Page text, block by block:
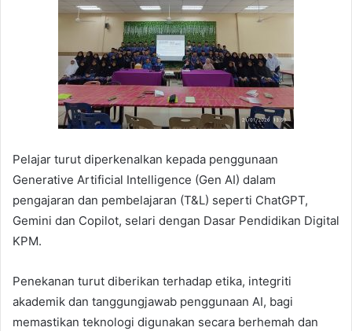
Pelajar turut diperkenalkan kepada penggunaan
Generative Artificial Intelligence (Gen AI) dalam
pengajaran dan pembelajaran (T&L) seperti ChatGPT,
Gemini dan Copilot, selari dengan Dasar Pendidikan Digital
KPM.
Penekanan turut diberikan terhadap etika, integriti
akademik dan tanggungjawab penggunaan AI, bagi
memastikan teknologi digunakan secara berhemah dan